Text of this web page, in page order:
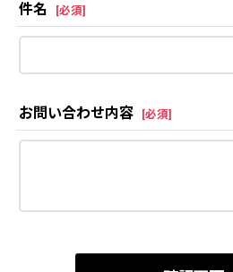
件名 [必須]
お問い合わせ内容 [必須]